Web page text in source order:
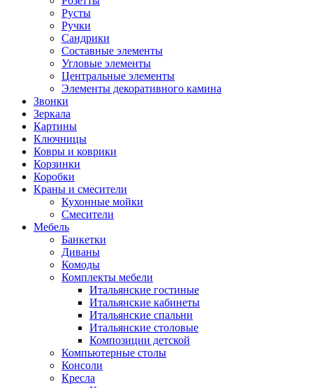
Русты
Ручки
Сандрики
Составные элементы
Угловые элементы
Центральные элементы
Элементы декоративного камина
Звонки
Зеркала
Картины
Ключницы
Ковры и коврики
Корзинки
Коробки
Краны и смесители
Кухонные мойки
Смесители
Мебель
Банкетки
Диваны
Комоды
Комплекты мебели
Итальянские гостиные
Итальянские кабинеты
Итальянские спальни
Итальянские столовые
Композиции детской
Компьютерные столы
Консоли
Кресла